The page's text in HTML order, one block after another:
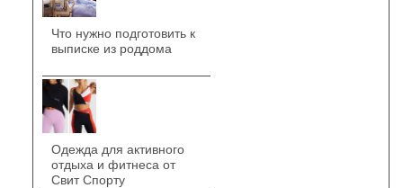
Что нужно подготовить к
выписке из роддома
Одежда для активного
отдыха и фитнеса от
Свит Спорту